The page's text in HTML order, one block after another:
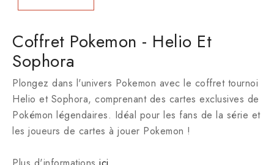
Coffret Pokemon - Helio Et
Sophora
Plongez dans l'univers Pokemon avec le coffret tournoi
Helio et Sophora, comprenant des cartes exclusives de
Pokémon légendaires. Idéal pour les fans de la série et
les joueurs de cartes à jouer Pokemon !